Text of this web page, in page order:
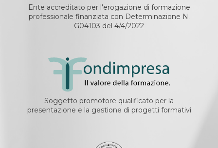
Ente accreditato per l'erogazione di formazione
professionale finanziata con Determinazione N.
G04103 del 4/4/2022
Soggetto promotore qualificato per la
presentazione e la gestione di progetti formativi